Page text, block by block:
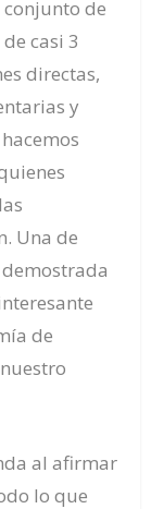
de
casi 3
directas,
y
Una de
de
al afirmar
lo que